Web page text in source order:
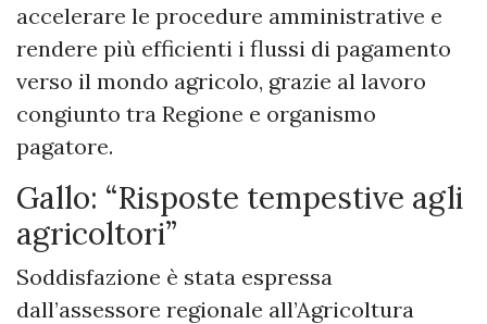
accelerare le procedure amministrative e
rendere più efficienti i flussi di pagamento
verso il mondo agricolo, grazie al lavoro
congiunto tra Regione e organismo
pagatore.
Gallo: “Risposte tempestive agli
agricoltori”
Soddisfazione è stata espressa
dall’assessore regionale all’Agricoltura